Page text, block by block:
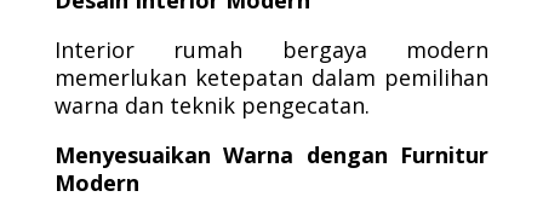
Interior rumah bergaya modern
memerlukan ketepatan dalam pemilihan
warna dan teknik pengecatan.
Menyesuaikan Warna dengan Furnitur
Modern